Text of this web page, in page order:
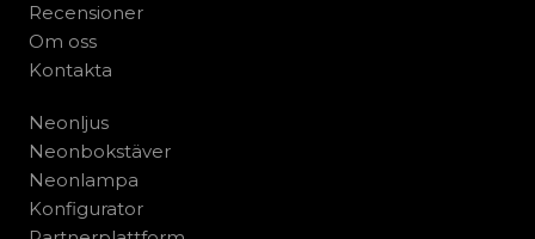
Recensioner
Om oss
Kontakta
Neonljus
Neonbokstäver
Neonlampa
Konfigurator